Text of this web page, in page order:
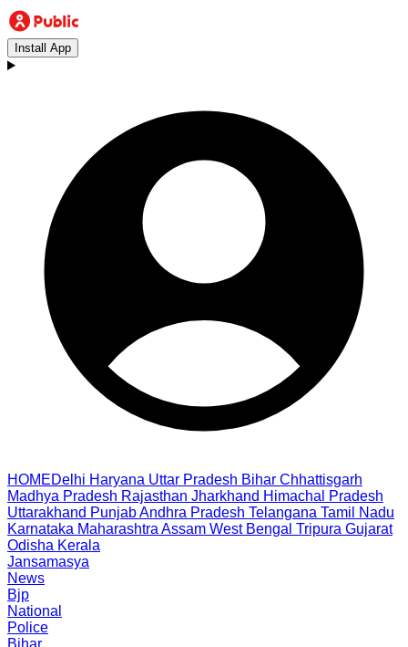
Install App
HOMEDelhi Haryana Uttar Pradesh Bihar Chhattisgarh
Madhya Pradesh Rajasthan Jharkhand Himachal Pradesh
Uttarakhand PunjabAndhra Pradesh Telangana Tamil Nadu
Karnataka Maharashtra Assam West Bengal Tripura Gujarat
Odisha Kerala
Jansamasya
News
Bjp
National
Police
Bihar